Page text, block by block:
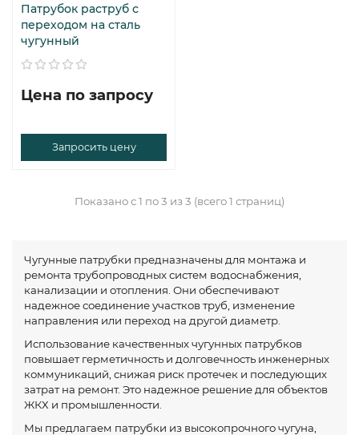
Патрубок раструб с
переходом на сталь
чугунный
Цена по запросу
Запросить цену
Показано с 1 по 3 из 3 (всего 1 страниц)
Чугунные патрубки предназначены для монтажа и
ремонта трубопроводных систем водоснабжения,
канализации и отопления. Они обеспечивают
надежное соединение участков труб, изменение
направления или переход на другой диаметр.
Использование качественных чугунных патрубков
повышает герметичность и долговечность инженерных
коммуникаций, снижая риск протечек и последующих
затрат на ремонт. Это надежное решение для объектов
ЖКХ и промышленности.
Мы предлагаем патрубки из высокопрочного чугуна,